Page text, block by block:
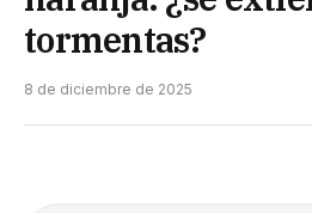
tormentas?
8 de diciembre de 2025